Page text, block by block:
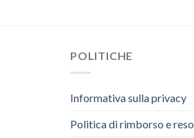
POLITICHE
Informativa sulla privacy
Politica di rimborso e reso